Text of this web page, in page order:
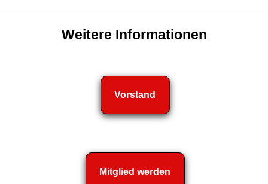
Weitere Informationen
Vorstand
Mitglied werden